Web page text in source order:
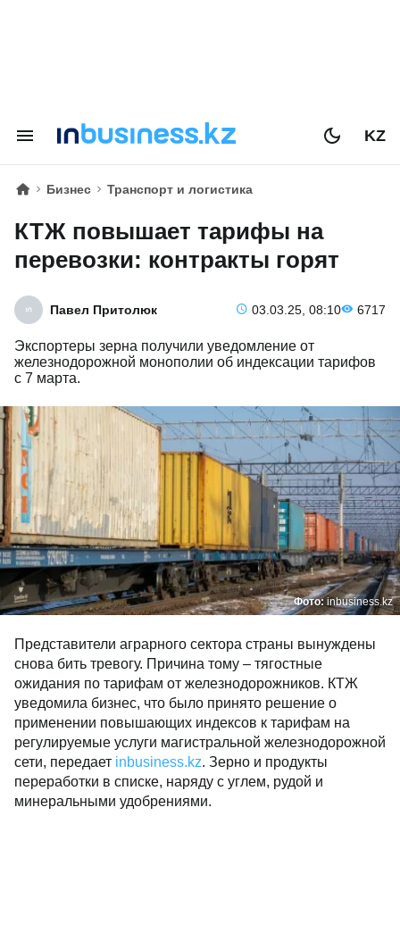
KZ
Бизнес Транспорт и логистика
КТЖ повышает тарифы на
перевозки: контракты горят
Павел Притолюк 03.03.25, 08:10 6717
Экспортеры зерна получили уведомление от
железнодорожной монополии об индексации тарифов
с 7 марта.
Фото: inbusiness.kz
Представители аграрного сектора страны вынуждены
снова бить тревогу. Причина тому – тягостные
ожидания по тарифам от железнодорожников. КТЖ
уведомила бизнес, что было принято решение о
применении повышающих индексов к тарифам на
регулируемые услуги магистральной железнодорожной
сети, передает inbusiness.kz. Зерно и продукты
переработки в списке, наряду с углем, рудой и
минеральными удобрениями.